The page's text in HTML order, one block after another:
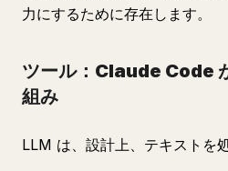
力にするために存在します。
ツール：Claude Code
組み
LLM は、設計上、テキストを